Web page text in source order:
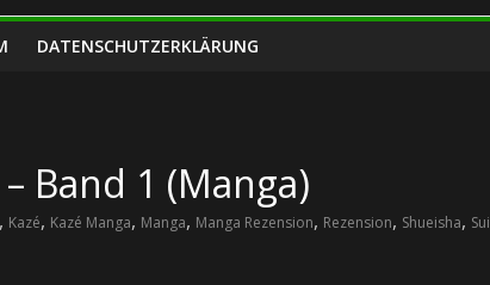
DATENSCHUTZERKLÄRUNG
Band 1 (Manga)
, Kazé, Kazé Manga, Manga, Manga Rezension, Rezension, Shueisha, Sui